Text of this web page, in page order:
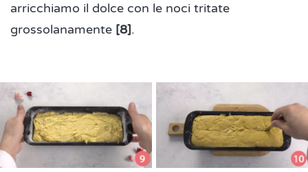
arricchiamo il dolce con le noci tritate
grossolanamente [8].